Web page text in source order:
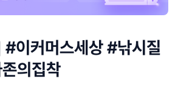
이커머스세상 #낚시질
의집착